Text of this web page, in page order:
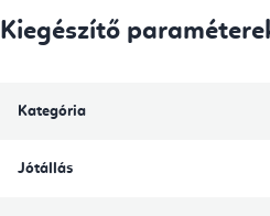
Kiegészítő
Kategória
Jótállás